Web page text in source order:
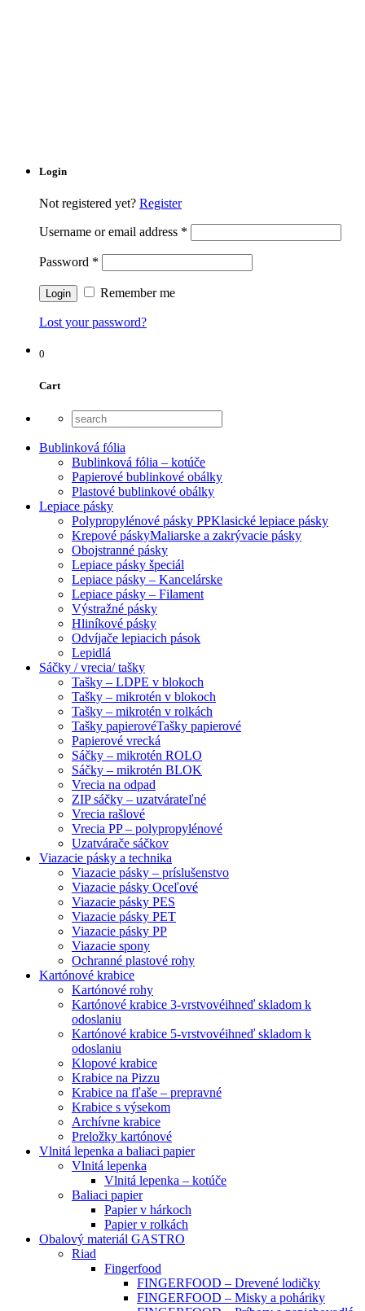
Login
Not registered yet? Register
Username or email address *
Password *
Remember me
Lost your password?
0
Cart
Bublinková fólia
Bublinková fólia – kotúče
Papierové bublinkové obálky
Plastové bublinkové obálky
Lepiace pásky
Polypropylénové pásky PPKlasické lepiace pásky
Krepové páskyMaliarske a zakrývacie pásky
Obojstranné pásky
Lepiace pásky špeciál
Lepiace pásky – Kancelárske
Lepiace pásky – Filament
Výstražné pásky
Hliníkové pásky
Odvíjače lepiacich pások
Lepidlá
Sáčky / vrecia/ tašky
Tašky – LDPE v blokoch
Tašky – mikrotén v blokoch
Tašky – mikrotén v rolkách
Tašky papierovéTašky papierové
Papierové vrecká
Sáčky – mikrotén ROLO
Sáčky – mikrotén BLOK
Vrecia na odpad
ZIP sáčky – uzatvárateľné
Vrecia rašlové
Vrecia PP – polypropylénové
Uzatvárače sáčkov
Viazacie pásky a technika
Viazacie pásky – príslušenstvo
Viazacie pásky Oceľové
Viazacie pásky PES
Viazacie pásky PET
Viazacie pásky PP
Viazacie spony
Ochranné plastové rohy
Kartónové krabice
Kartónové rohy
Kartónové krabice 3-vrstvovéihneď skladom k
odoslaniu
Kartónové krabice 5-vrstvovéihneď skladom k
odoslaniu
Klopové krabice
Krabice na Pizzu
Krabice na fľaše – prepravné
Krabice s výsekom
Archívne krabice
Preložky kartónové
Vlnitá lepenka a baliaci papier
Vlnitá lepenka
Vlnitá lepenka – kotúče
Baliaci papier
Papier v hárkoch
Papier v rolkách
Obalový materiál GASTRO
Riad
Fingerfood
FINGERFOOD – Drevené lodičky
FINGERFOOD – Misky a poháriky